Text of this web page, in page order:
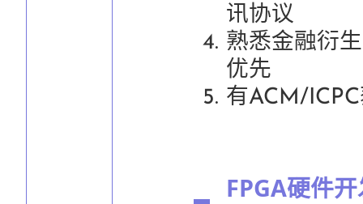
讯协议
熟悉金融衍
优先
有ACM/
FPGA硬件